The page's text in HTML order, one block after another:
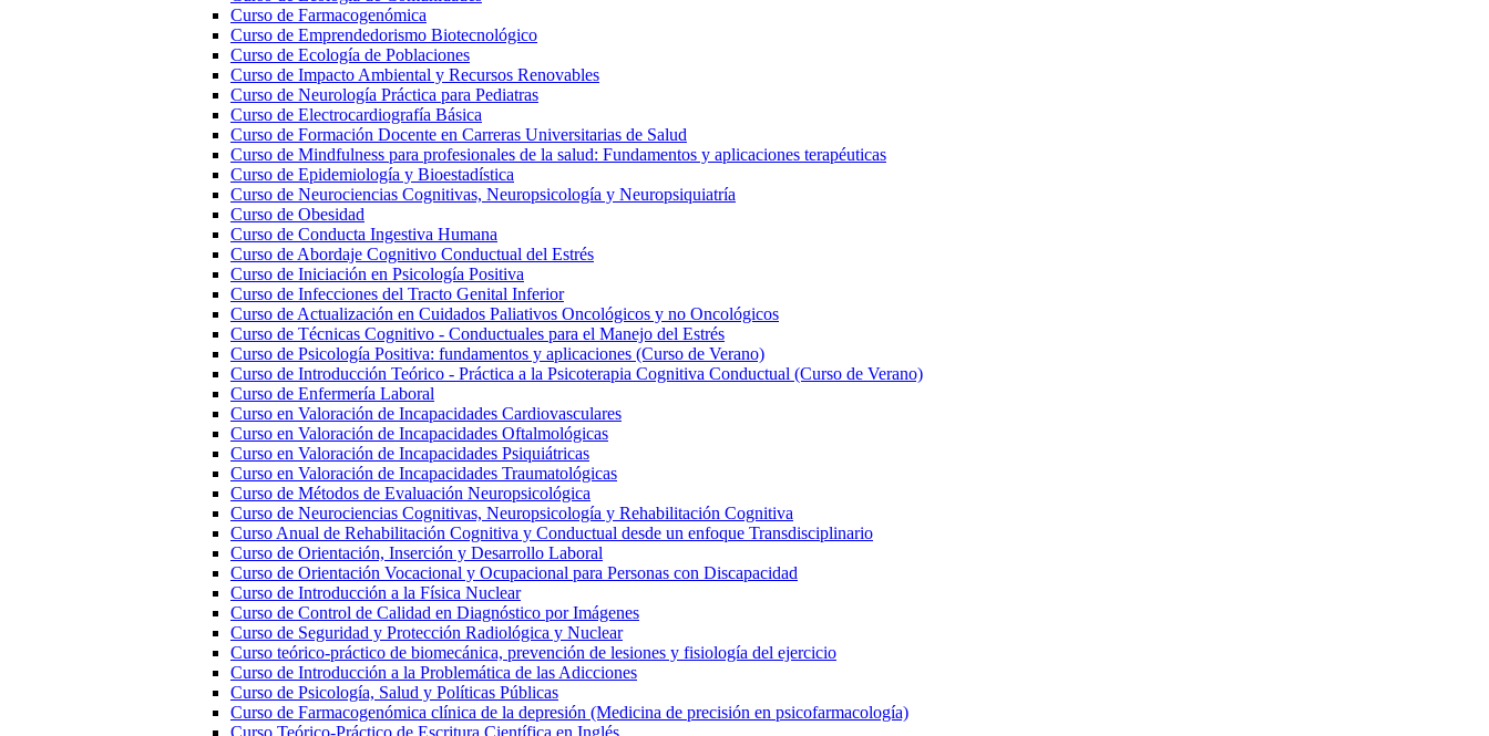
Curso de Farmacogenómica
Curso de Emprendedorismo Biotecnológico
Curso de Ecología de Poblaciones
Curso de Impacto Ambiental y Recursos Renovables
Curso de Neurología Práctica para Pediatras
Curso de Electrocardiografía Básica
Curso de Formación Docente en Carreras Universitarias de Salud
Curso de Mindfulness para profesionales de la salud: Fundamentos y aplicaciones terapéuticas
Curso de Epidemiología y Bioestadística
Curso de Neurociencias Cognitivas, Neuropsicología y Neuropsiquiatría
Curso de Obesidad
Curso de Conducta Ingestiva Humana
Curso de Abordaje Cognitivo Conductual del Estrés
Curso de Iniciación en Psicología Positiva
Curso de Infecciones del Tracto Genital Inferior
Curso de Actualización en Cuidados Paliativos Oncológicos y no Oncológicos
Curso de Técnicas Cognitivo - Conductuales para el Manejo del Estrés
Curso de Psicología Positiva: fundamentos y aplicaciones (Curso de Verano)
Curso de Introducción Teórico - Práctica a la Psicoterapia Cognitiva Conductual (Curso de Verano)
Curso de Enfermería Laboral
Curso en Valoración de Incapacidades Cardiovasculares
Curso en Valoración de Incapacidades Oftalmológicas
Curso en Valoración de Incapacidades Psiquiátricas
Curso en Valoración de Incapacidades Traumatológicas
Curso de Métodos de Evaluación Neuropsicológica
Curso de Neurociencias Cognitivas, Neuropsicología y Rehabilitación Cognitiva
Curso Anual de Rehabilitación Cognitiva y Conductual desde un enfoque Transdisciplinario
Curso de Orientación, Inserción y Desarrollo Laboral
Curso de Orientación Vocacional y Ocupacional para Personas con Discapacidad
Curso de Introducción a la Física Nuclear
Curso de Control de Calidad en Diagnóstico por Imágenes
Curso de Seguridad y Protección Radiológica y Nuclear
Curso teórico-práctico de biomecánica, prevención de lesiones y fisiología del ejercicio
Curso de Introducción a la Problemática de las Adicciones
Curso de Psicología, Salud y Políticas Públicas
Curso de Farmacogenómica clínica de la depresión (Medicina de precisión en psicofarmacología)
Curso Teórico-Práctico de Escritura Científica en Inglés